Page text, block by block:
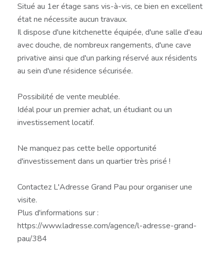
Situé au 1er étage sans vis-à-vis, ce bien en excellent
état ne nécessite aucun travaux.
Il dispose d'une kitchenette équipée, d'une salle d'eau
avec douche, de nombreux rangements, d'une cave
privative ainsi que d'un parking réservé aux résidents
au sein d'une résidence sécurisée.
Possibilité de vente meublée.
Idéal pour un premier achat, un étudiant ou un
investissement locatif.
Ne manquez pas cette belle opportunité
d'investissement dans un quartier très prisé !
Contactez L'Adresse Grand Pau pour organiser une
visite.
Plus d'informations sur :
https://www.ladresse.com/agence/l-adresse-grand-
pau/384